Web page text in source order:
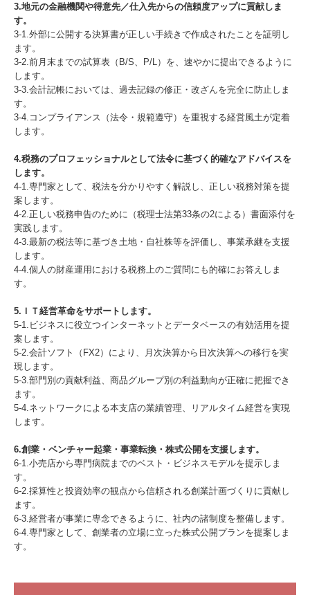
3.地元の金融機関や得意先／仕入先からの信頼度アップに貢献しま
す。
3-1.外部に公開する決算書が正しい手続きで作成されたことを証明し
ます。
3-2.前月末までの試算表（B/S、P/L）を、速やかに提出できるように
します。
3-3.会計記帳においては、過去記録の修正・改ざんを完全に防止しま
す。
3-4.コンプライアンス（法令・規範遵守）を重視する経営風土が定着
します。
4.税務のプロフェッショナルとして法令に基づく的確なアドバイスを
します。
4-1.専門家として、税法を分かりやすく解説し、正しい税務対策を提
案します。
4-2.正しい税務申告のために（税理士法第33条の2による）書面添付を
実践します。
4-3.最新の税法等に基づき土地・自社株等を評価し、事業承継を支援
します。
4-4.個人の財産運用における税務上のご質問にも的確にお答えしま
す。
5.ＩＴ経営革命をサポートします。
5-1.ビジネスに役立つインターネットとデータベースの有効活用を提
案します。
5-2.会計ソフト（FX2）により、月次決算から日次決算への移行を実
現します。
5-3.部門別の貢献利益、商品グループ別の利益動向が正確に把握でき
ます。
5-4.ネットワークによる本支店の業績管理、リアルタイム経営を実現
します。
6.創業・ベンチャー起業・事業転換・株式公開を支援します。
6-1.小売店から専門病院までのベスト・ビジネスモデルを提示しま
す。
6-2.採算性と投資効率の観点から信頼される創業計画づくりに貢献し
ます。
6-3.経営者が事業に専念できるように、社内の諸制度を整備します。
6-4.専門家として、創業者の立場に立った株式公開プランを提案しま
す。